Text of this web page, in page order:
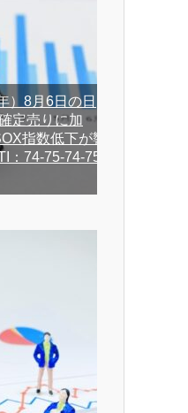
）8月6日の日
定売りに加
指数低下が響
：74-75-74-75